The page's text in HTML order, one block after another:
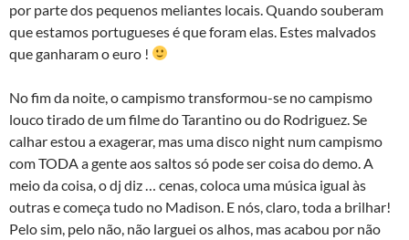
por parte dos pequenos meliantes locais. Quando souberam
que estamos portugueses é que foram elas. Estes malvados
que ganharam o euro !
No fim da noite, o campismo transformou-se no campismo
louco tirado de um filme do Tarantino ou do Rodriguez. Se
calhar estou a exagerar, mas uma disco night num campismo
com TODA a gente aos saltos só pode ser coisa do demo. A
meio da coisa, o dj diz … cenas, coloca uma música igual às
outras e começa tudo no Madison. E nós, claro, toda a brilhar!
Pelo sim, pelo não, não larguei os alhos, mas acabou por não